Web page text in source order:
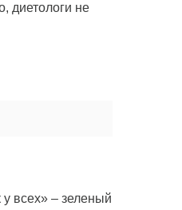
диетологи не
всех» – зеленый